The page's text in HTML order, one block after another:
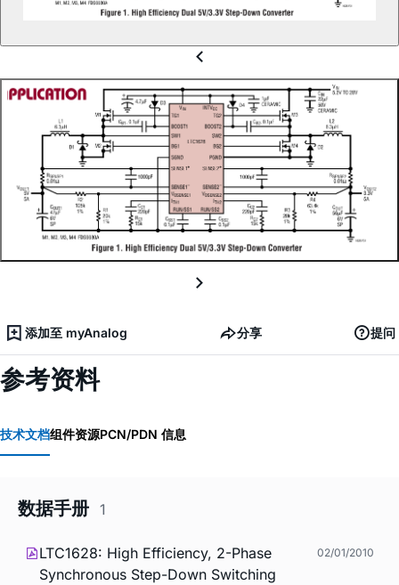
添加至 myAnalog 分享 提问
参考资料
技术文档组件资源PCN/PDN 信息
数据手册 1
LTC1628: High Efficiency, 2-Phase
Synchronous Step-Down Switching
02/01/2010